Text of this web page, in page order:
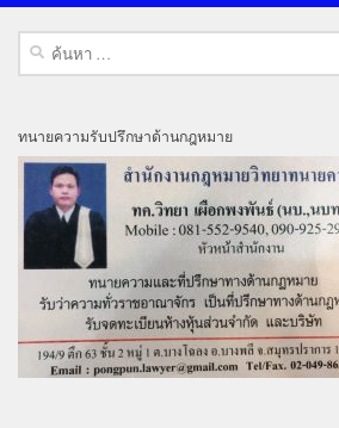
ค้นหา
ทนายความรับปรึกษาด้านกฎหมาย